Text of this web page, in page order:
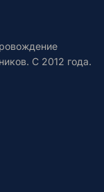
С 2012 года.